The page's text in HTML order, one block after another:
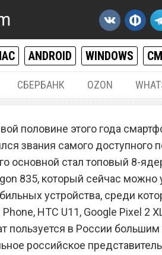
ANDROID WINDOWS
СБЕРБАНК OZON
– самый
мире
половине этого года
звания самого доступного
основной стал топовый 8-
835, который сейчас можно
устройства, среди
HTC U11, Google Pixel 2
пользуется в России
российское